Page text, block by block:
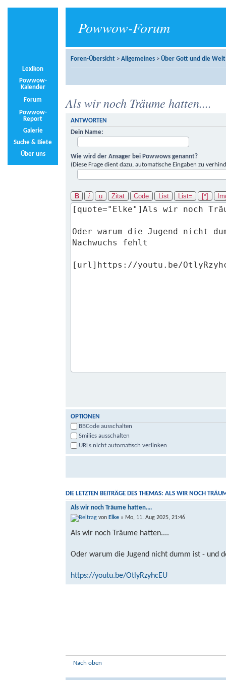
Powwow-Forum
Lexikon
Powwow-
Kalender
Forum
Powwow-
Report
Galerie
Suche & Biete
Über uns
Foren-Übersicht > Allgemeines > Über Gott und die Welt
Als wir noch Träume hatten....
ANTWORTEN
Dein Name:
Wie wird der Ansager bei Powwows genannt?
(Diese Frage dient dazu, automatische Eingaben zu
OPTIONEN
BBCode ausschalten
Smilies ausschalten
URLs nicht automatisch verlinken
DIE LETZTEN BEITRÄGE DES THEMAS: ALS WIR NOCH
Als wir noch Träume hatten....
von Elke » Mo, 11. Aug 2025, 21:46
Als wir noch Träume hatten....
Oder warum die Jugend nicht dumm ist - und
https://youtu.be/OtlyRzyhcEU
Nach oben